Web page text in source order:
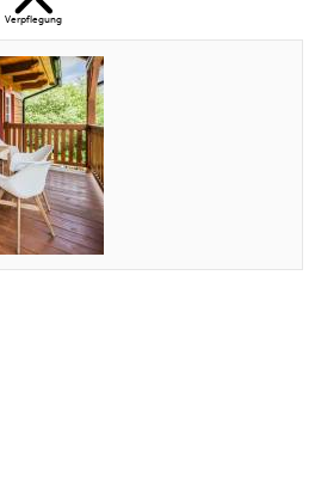
Verpflegung